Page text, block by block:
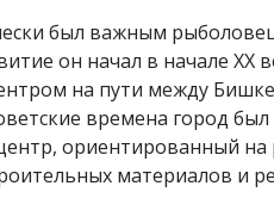
был важным
он начал в начале XX
на пути между
времена город
ориентированный на
материалов и